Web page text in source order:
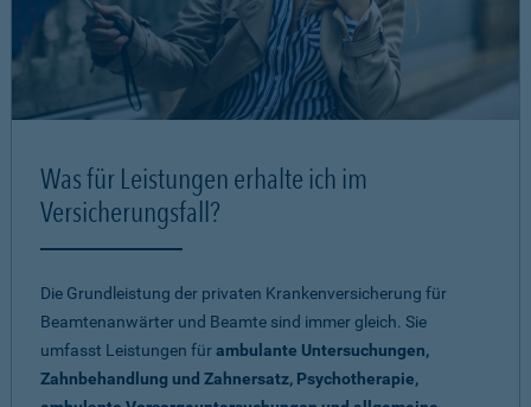
Was für Leistungen erhalte ich im
Versicherungsfall?
Die Grundleistung der privaten Krankenversicherung für
Beamtenanwärter und Beamte sind immer gleich. Sie
umfasst Leistungen fürambulante Untersuchungen,
Zahnbehandlung und Zahnersatz, Psychotherapie,